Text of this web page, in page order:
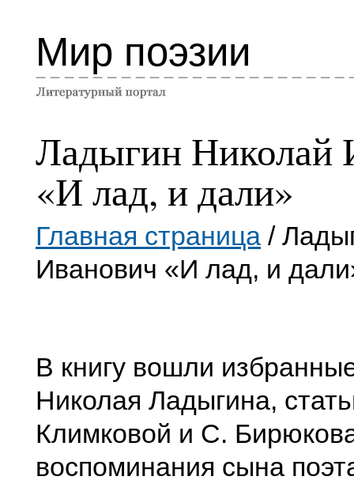
Мир поэзии
Ладыгин Николай
«И лад, и дали»
Главная страница /
Иванович «И лад, и
В книгу вошли
Николая Ладыгина,
Климковой и С.
воспоминания сына